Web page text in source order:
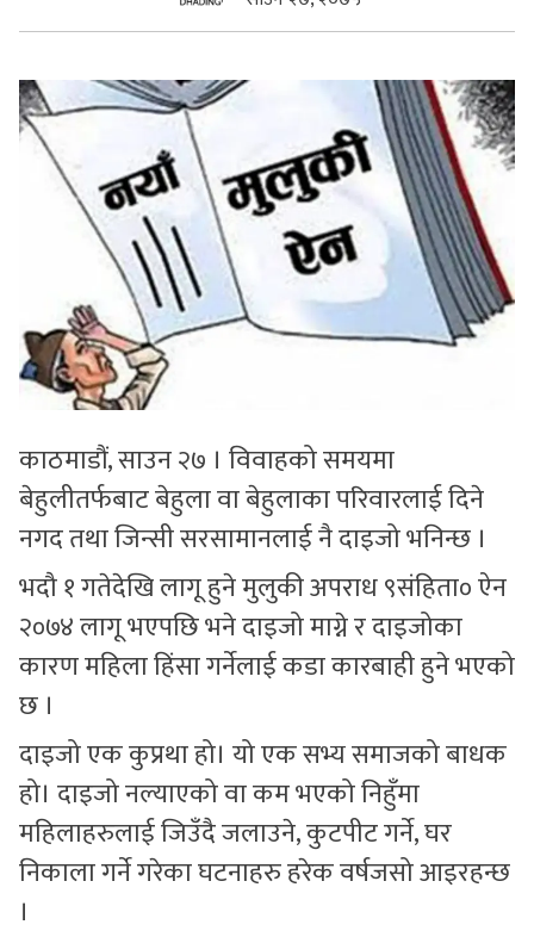
सुचनाहरु
स्वास्थ्य
भिडियो
काठमाडौं, साउन २७ । विवाहको समयमा
बेहुलीतर्फबाट बेहुला वा बेहुलाका परिवारलाई दिने
नगद तथा जिन्सी सरसामानलाई नै दाइजो भनिन्छ ।
भदौ १ गतेदेखि लागू हुने मुलुकी अपराध ९संहिता० ऐन
२०७४ लागू भएपछि भने दाइजो माग्ने र दाइजोका
कारण महिला हिंसा गर्नेलाई कडा कारबाही हुने भएको
छ ।
दाइजो एक कुप्रथा हो। यो एक सभ्य समाजको बाधक
हो। दाइजो नल्याएको वा कम भएको निहुँमा
महिलाहरुलाई जिउँदै जलाउने, कुटपीट गर्ने, घर
निकाला गर्ने गरेका घटनाहरु हरेक वर्षजसो आइरहन्छ
।